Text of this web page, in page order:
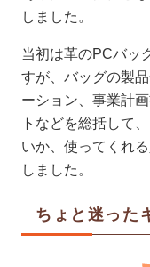
しました。
当初は革のPCバッ
すが、バッグの製
ーション、事業計
トなどを総括して
いか、使ってくれ
しました。
ちょと迷った